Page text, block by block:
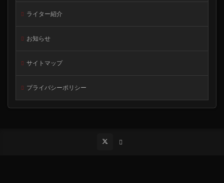
ライター紹介
お知らせ
サイトマップ
プライバシーポリシー